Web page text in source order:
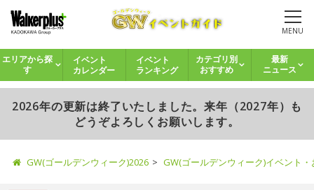
MENU
エリアから探
す
イベント
カレンダー
イベント
ランキング
カテゴリ別
おすすめ
最新
ニュース
2026年の更新は終了いたしました。来年（2027年）も
どうぞよろしくお願いします。
GW(ゴールデンウィーク)2026 GW(ゴールデンウィーク)イベント